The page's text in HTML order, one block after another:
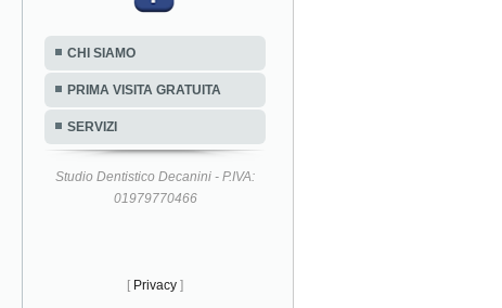
CHI SIAMO
PRIMA VISITA GRATUITA
SERVIZI
Studio Dentistico Decanini - P.IVA:
01979770466
[ Privacy ]